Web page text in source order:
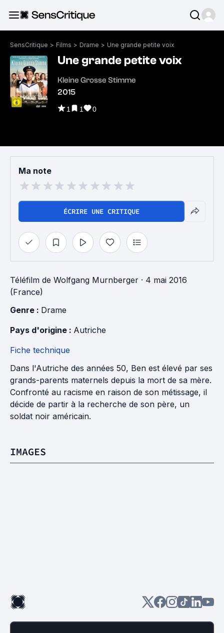
SensCritique > Films > Drame > Une grande petite voix
Une grande petite voix
Kleine Grosse Stimme
2015
1 1 0
Ma note
ÉCRIRE UNE CRITIQUE
Téléfilm de Wolfgang Murnberger · 4 mai 2016
(France)
Genre : Drame
Pays d'origine : Autriche
Fiche technique
Dans l'Autriche des années 50, Ben est élevé par ses
grands-parents maternels depuis la mort de sa mère.
Confronté au racisme en raison de son métissage, il
décide de partir à la recherche de son père, un
soldat noir américain.
IMAGES